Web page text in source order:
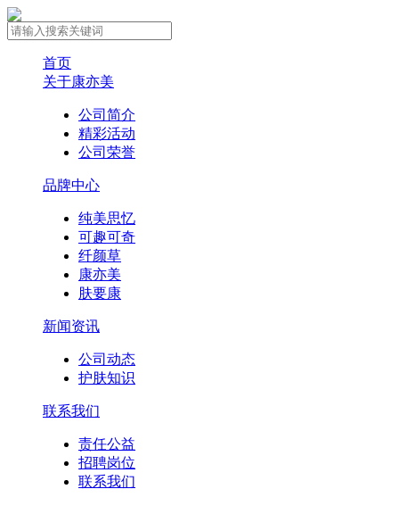
首页
关于康亦美
公司简介
精彩活动
公司荣誉
品牌中心
纯美思忆
可趣可奇
纤颜草
康亦美
肤要康
新闻资讯
公司动态
护肤知识
联系我们
责任公益
招聘岗位
联系我们